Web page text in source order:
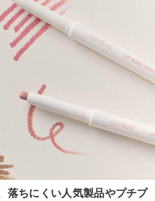
落ちにくい人気製品やプチプ